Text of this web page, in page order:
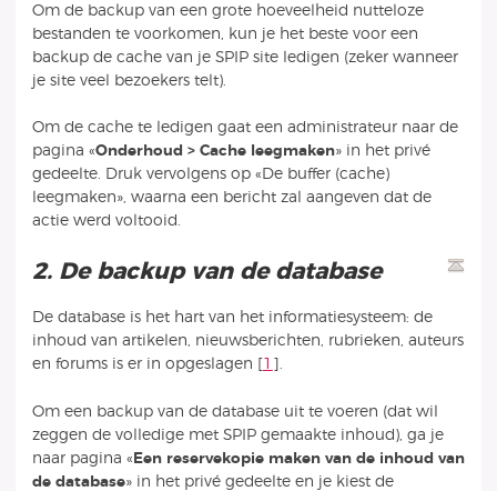
Om de backup van een grote hoeveelheid nutteloze
bestanden te voorkomen, kun je het beste voor een
backup de cache van je SPIP site ledigen (zeker wanneer
je site veel bezoekers telt).
Om de cache te ledigen gaat een administrateur naar de
pagina «Onderhoud > Cache leegmaken» in het privé
gedeelte. Druk vervolgens op «De buffer (cache)
leegmaken», waarna een bericht zal aangeven dat de
actie werd voltooid.
2. De backup van de database
De database is het hart van het informatiesysteem: de
inhoud van artikelen, nieuwsberichten, rubrieken, auteurs
en forums is er in opgeslagen [1 ]
Om een backup van de database uit te voeren (dat wil
zeggen de volledige met SPIP gemaakte inhoud), ga je
naar pagina «Een reservekopie maken van de inhoud van
de database» in het privé gedeelte en je kiest de